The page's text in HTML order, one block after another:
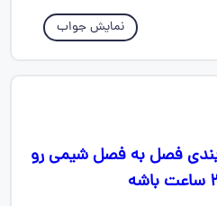
نمایش جواب
فصل به فصل شیمی رو